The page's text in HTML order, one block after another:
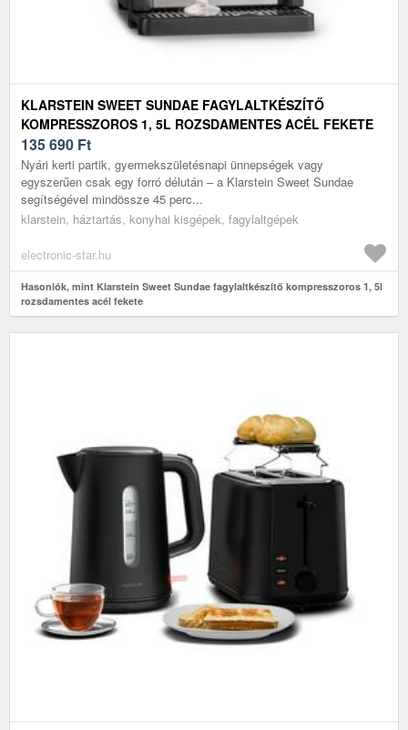
KLARSTEIN SWEET SUNDAE FAGYLALTKÉSZÍTŐ
KOMPRESSZOROS 1, 5L ROZSDAMENTES ACÉL FEKETE
135 690 Ft
Nyári kerti partik, gyermekszületésnapi ünnepségek vagy
egyszerűen csak egy forró délután – a Klarstein Sweet Sundae
segítségével mindössze 45 perc...
klarstein, háztartás, konyhai kisgépek, fagylaltgépek
electronic-star.hu
Hasonlók, mint Klarstein Sweet Sundae fagylaltkészítő kompresszoros 1, 5l
rozsdamentes acél fekete